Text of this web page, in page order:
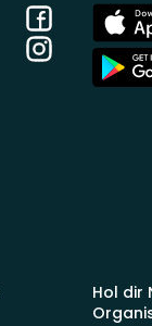
Facebook
Instagram
App
Store
App
Store
Hol dir